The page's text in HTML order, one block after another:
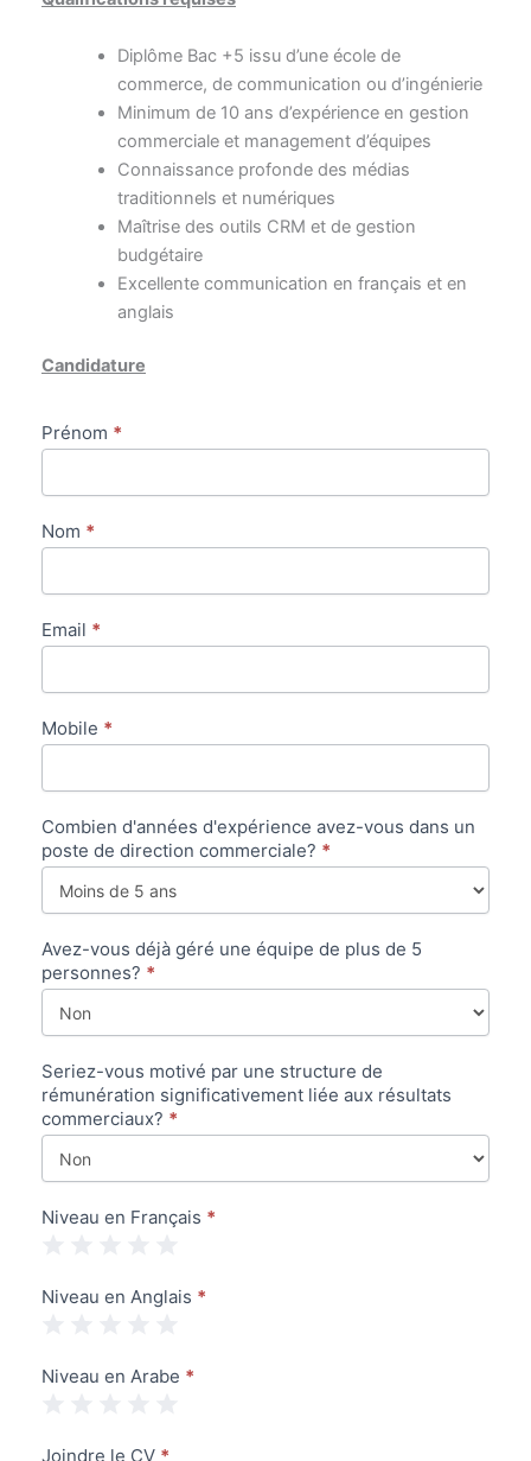
Diplôme Bac +5 issu d’une école de
commerce, de communication ou d’ingénierie
Minimum de 10 ans d’expérience en gestion
commerciale et management d’équipes
Connaissance profonde des médias
traditionnels et numériques
Maîtrise des outils CRM et de gestion
budgétaire
Excellente communication en français et en
anglais
Candidature
[Emploi]
Directeur
Prénom *
Nom *
Email *
Mobile *
Combien d'années d'expérience avez-vous dans un
poste de direction commerciale? *
Avez-vous déjà géré une équipe de plus de 5
personnes? *
Seriez-vous motivé par une structure de
rémunération significativement liée aux résultats
commerciaux? *
Niveau en Français *
Niveau en Anglais *
Niveau en Arabe *
Joindre le CV *